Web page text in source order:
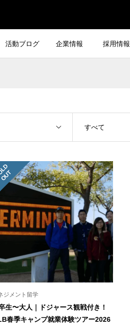
活動ブログ 企業情報 採用情報
すべて
O
T
ジメント留学
生〜大人｜ドジャース観戦付き！
春季キャンプ就業体験ツアー2026